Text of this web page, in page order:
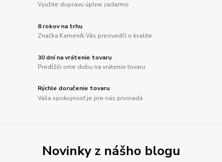
Využite dopravu úplne zadarmo
8 rokov na trhu
Značka Kameník Vás presvedčí o kvalite
30 dní na vrátenie tovaru
Predĺžili sme dobu na vrátenie tovaru
Rýchle doručenie tovaru
Vaša spokojnosť je pre nás prvoradá
Novinky z nášho blogu